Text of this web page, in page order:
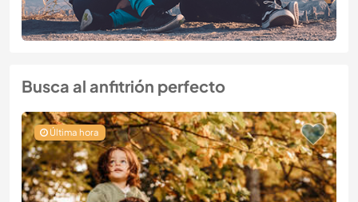
Busca al anfitrión perfecto
Última hora